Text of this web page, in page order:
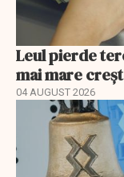
Leul pierde
mai mare
04 AUGUST 2026